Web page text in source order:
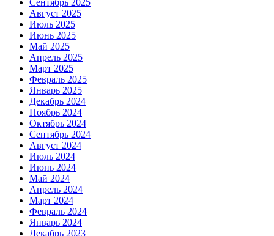
Август 2025
Июль 2025
Июнь 2025
Май 2025
Апрель 2025
Март 2025
Февраль 2025
Январь 2025
Декабрь 2024
Ноябрь 2024
Октябрь 2024
Сентябрь 2024
Август 2024
Июль 2024
Июнь 2024
Май 2024
Апрель 2024
Март 2024
Февраль 2024
Январь 2024
Декабрь 2023